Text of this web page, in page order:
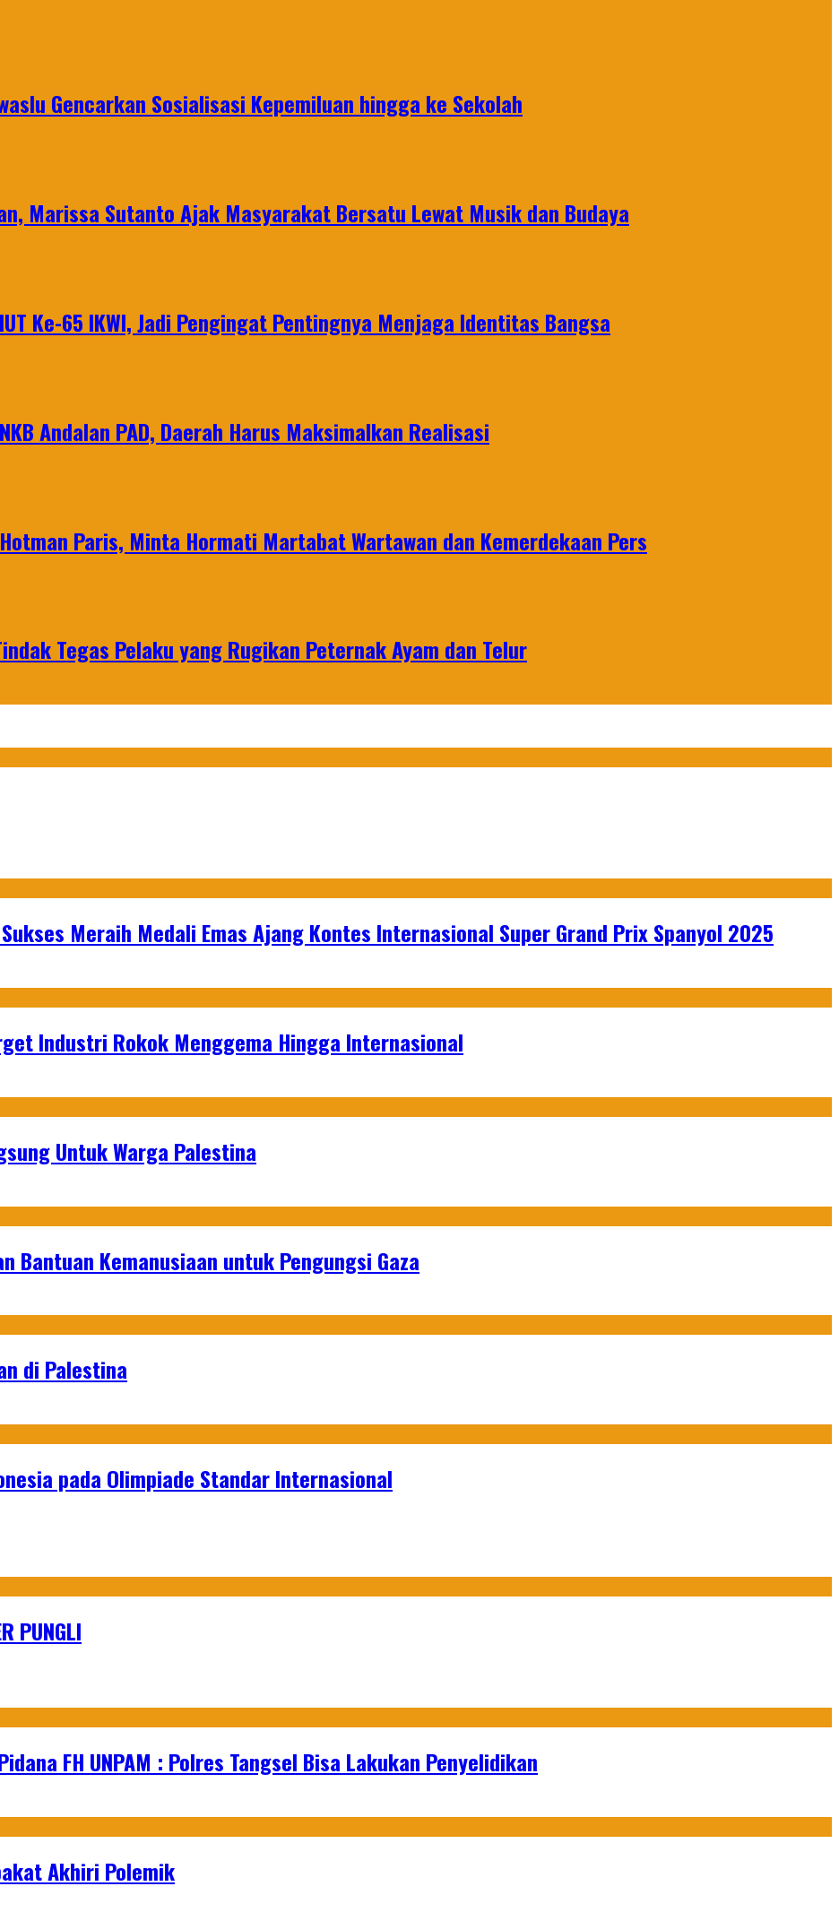
Gencarkan Sosialisasi Kepemiluan hingga ke Sekolah
Marissa Sutanto Ajak Masyarakat Bersatu Lewat Musik dan Budaya
Ke-65 IKWI, Jadi Pengingat Pentingnya Menjaga Identitas Bangsa
Andalan PAD, Daerah Harus Maksimalkan Realisasi
Paris, Minta Hormati Martabat Wartawan dan Kemerdekaan Pers
Tegas Pelaku yang Rugikan Peternak Ayam dan Telur
Meraih Medali Emas Ajang Kontes Internasional Super Grand Prix Spanyol 2025
Industri Rokok Menggema Hingga Internasional
Untuk Warga Palestina
Bantuan Kemanusiaan untuk Pengungsi Gaza
di Palestina
pada Olimpiade Standar Internasional
PUNGLI
FH UNPAM : Polres Tangsel Bisa Lakukan Penyelidikan
Akhiri Polemik